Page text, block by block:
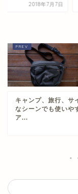
2018年12月5日
キャンプ、旅行、サ
なシーンでも使いや
ア...